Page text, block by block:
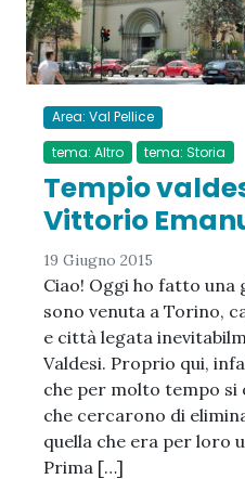
Area: Val Pellice
tema: Altro
tema: Storia
Tempio
Vittorio
19 Giugno 2015
Ciao! Oggi ho fatto una
sono venuta a Torino,
e città legata
Valdesi. Proprio qui,
che per molto tempo si
che cercarono di
quella che era per loro
Prima […]